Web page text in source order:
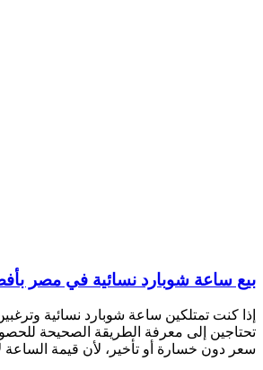
بيع ساعة شوبارد نسائية في مصر
إذا كنت تمتلكين ساعة شوبارد نسائية
تحتاجين إلى معرفة الطريقة الصحيحة
سعر دون خسارة أو تأخير، لأن قيمة الساعة